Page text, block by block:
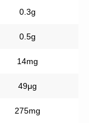
0.3g
0.5g
14mg
49μg
275mg